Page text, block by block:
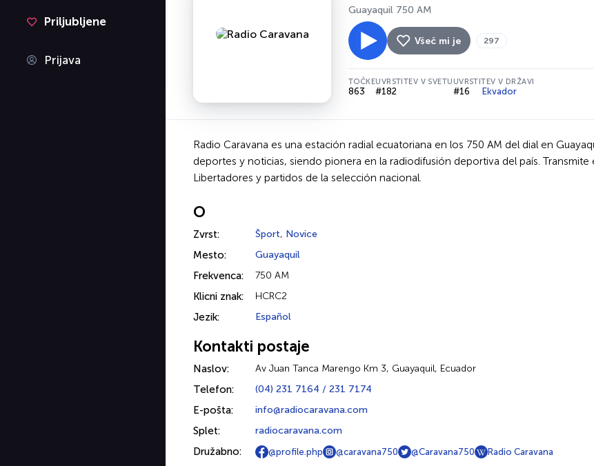
Priljubljene
Prijava
Guayaquil 750 AM
Všeč mi je 297
TOČKE
863
UVRSTITEV V SVETU
#182
UVRSTITEV V DRŽAVI
#16 Ekvador
Radio Caravana es una estación radial ecuatoriana en los 750 AM del dial en
deportes y noticias, siendo pionera en la radiodifusión deportiva del país.
Libertadores y partidos de la selección nacional.
O
Zvrst: Šport, Novice
Mesto: Guayaquil
Frekvenca: 750 AM
Klicni znak: HCRC2
Jezik: Español
Kontakti postaje
Naslov: Av Juan Tanca Marengo Km 3, Guayaquil, Ecuador
Telefon: (04) 231 7164 / 231 7174
E-pošta: info@radiocaravana.com
Splet: radiocaravana.com
Družabno: @profile.php @caravana750 @Caravana750 Radio Caravana